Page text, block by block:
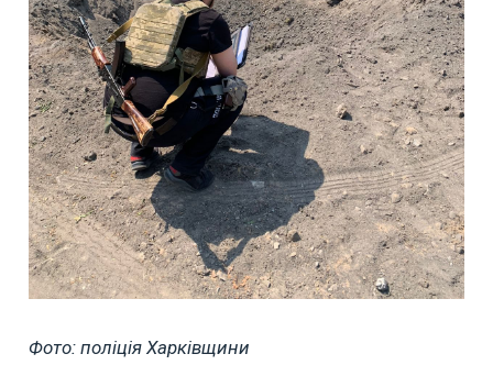
Фото: поліція Харківщини